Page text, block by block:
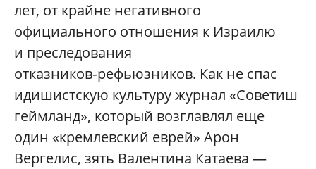
лет, от крайне негативного
официального отношения к Израилю
и преследования
отказников‑рефьюзников. Как не спас
идишистскую культуру журнал «Советиш
геймланд», который возглавлял еще
один «кремлевский еврей» Арон
Вергелис, зять Валентина Катаева —